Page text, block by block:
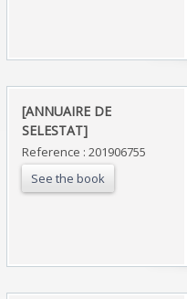
‎[ANNUAIRE DE
SELESTAT]‎
Reference : 201906755
See the book